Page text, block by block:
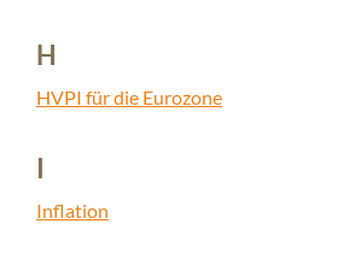
H
HVPI für die Eurozone
I
Inflation